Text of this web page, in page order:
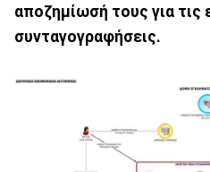
αποζημίωσή τους για τις
συνταγογραφήσεις.